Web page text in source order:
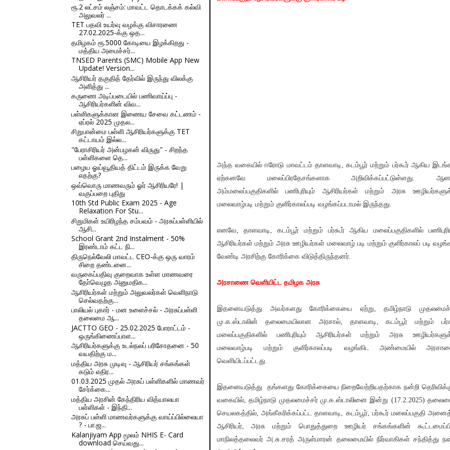
ரூ.2 லட்சம் லஞ்சம்: மாவட்ட தொடக்கக் கல்வி
அலுவலர் ...
TET பதவி உயர்வு வழக்கு விசாரணை
27.02.2025-க்கு ஒத...
தமிழகம் ரூ.5000 கோடியை இழக்கிறது -
மத்திய அமைச்சர்...
TNSED Parents (SMC) Mobile App New
Update! Version...
ஆசிரியர் தகுதித் தேர்வில் இருந்து விலக்கு
அளித்து ...
கருணை அடிப்படையில் பணிவாய்ப்பு -
ஆசிரியர்களின் விவ...
பள்ளிகளுக்கான இணைய சேவை கட்டணம் -
ஏப்ரல் 2025 முதல...
சிறுபான்மை பள்ளி ஆசிரியர்களுக்கு TET
கட்டாயம் இல்ல...
"பேராசிரியர் அன்பழகன் விருது" - சிறந்த
பள்ளிகளை தெ...
பழைய ஓய்வூதியத் திட்டம் இருக்க வேறு
எதற்கு?
ஒவ்வொரு மாணவரும் ஓர் ஆசிரியரே! |
வகுப்பறை புதிது
10th Std Public Exam 2025 - Age
Relaxation For Stu...
சிறுமிகள் உயிரிழந்த சம்பவம் - அரசுப்பள்ளியில்
ஆசி...
School Grant 2nd Instalment - 50%
இரண்டாம் கட்ட நி...
திருநெல்வேலி மாவட்ட CEO-க்கு ஒரு வாரம்
சிறை தண்டனை...
வருகைப்பதிவு குறைவாக உள்ள மாணவரை
தோ்வெழுத அனுமதிக...
ஆசிரியர்கள் மற்றும் அலுவலர்கள் வெளிநாடு
செல்வதற்கு...
பாலியல் புகார் - மன உளைச்சல் - அரசுப்பள்ளி
தலைமை ஆ...
JACTTO GEO - 25.02.2025 போராட்டம் -
ஒருங்கிணைப்பாள...
ஆசிரியர்களுக்கு உடல்நலப் பரிசோதனை - 50
வயதிற்கு ம...
மத்திய அரசு முடிவு - ஆசிரியர் சங்கங்கள்
கடும் எதிர...
01.03.2025 முதல் அரசுப் பள்ளிகளில் மாணவர்
சேர்க்கை...
மத்திய அரசின் கேந்திரிய வித்யாலயா
பள்ளிகள் - இந்தி...
அரசுப் பள்ளி மாணவர்களுக்கு வாய்ப்பில்லையா
? - பா.ஜ...
Kalanjiyam App மூலம் NHIS E- Card
download செய்வது...
அந்த வகையில் ஈரோடு மாவட்டம் தாளவாடி, கடம்பூர் மற்றும் பர்கூர் ஆகிய
ஏற்கனவே மலைப்பிரதேசங்களாக அறிவிக்கப்பட்டுள்ளது.
அம்மலைப்பகுதிகளில் பணிபுரியும் ஆசிரியர்கள் மற்றும் அரசு
மலைவாழ்படி மற்றும் குளிர்காலப்படி வழங்கப்படாமல் இருந்தது.
எனவே, தாளவாடி, கடம்பூர் மற்றும் பர்கூர் ஆகிய மலைப்பகுதிகளில்
ஆசிரியர்கள் மற்றும் அரசு ஊழியர்கள் மலைவாழ் படி மற்றும் குளிர்காலப் படி
வேண்டி அரசிற்கு கோரிக்கை விடுத்திருந்தனர்.
அரசாணை வெளியிட்ட தமிழக அரசு
இதனையடுத்து அவர்களது கோரிக்கையை ஏற்று, தமிழ்நாடு
மு.க.ஸ்டாலின் தலைமையிலான அரசால், தாளவாடி, கடம்பூர் மற்றும்
மலைப்பகுதிகளில் பணிபுரியும் ஆசிரியர்கள் மற்றும் அரசு
மலைவாழ்படி மற்றும் குளிர்காலப்படி வழங்கிட அண்மையில்
வெளியிடப்பட்டது.
இதனையடுத்து தங்களது கோரிக்கையை நிறைவேற்றியதற்காக நன்றி
வகையில், தமிழ்நாடு முதலமைச்சர் மு.க.ஸ்டாலினை இன்று (17.2.2025)
செயலகத்தில், அங்கீகரிக்கப்பட்ட தாளவாடி, கடம்பூர், பர்கூர் மலைப்பகுதி
ஆசிரியர், அரசு மற்றும் பொதுத்துறை ஊழியர் சங்கங்களின்
மாநிலத்தலைவர் அ.சு.சரத் அருள்மாரன் தலைமையில் நிர்வாகிகள் சந்தித்து